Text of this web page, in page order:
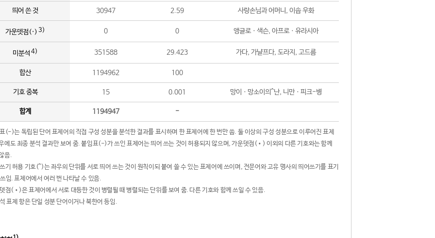
띄어 쓴 것 30947 2.59 사랑손님과 어머니, 이솝 우화
가운뎃점(·) 3) 0 0 앵글로ㆍ색슨, 아프로ㆍ유라시아
미분석 4) 351588 29.423 가다, 가냘프다, 도라지, 고드름
합산 1194962 100
기호 중복 15 0.001 망이ㆍ망소이의^난, 니만ㆍ피크-병
합계 1194947 -
(-)는 독립된 단어 표제어의 직접 구성 성분을 분석한 결과를 표시하며 한 표제어에 한 번만 씀. 둘 이상의 구성 성분으로 이루어진 표제
에도 최종 분석 결과만 보여 줌. 붙임표(-)가 쓰인 표제어는 띄어 쓰는 것이 허용되지 않으며, 가운뎃점(•) 이외의 다른 기호와는 함께
음.
기 허용 기호(^)는 좌우의 단위를 서로 띄어 쓰는 것이 원칙이되 붙여 쓸 수 있는 표제어에 쓰이며, 전문어와 고유 명사의 띄어쓰기를 표기
임. 표제어에서 여러 번 나타날 수 있음.
점(•)은 표제어에서 서로 대등한 것이 병렬될 때 병렬되는 단위를 보여 줌. 다른 기호와 함께 쓰일 수 있음.
표제 항은 단일 성분 단어이거나 북한어 등임.